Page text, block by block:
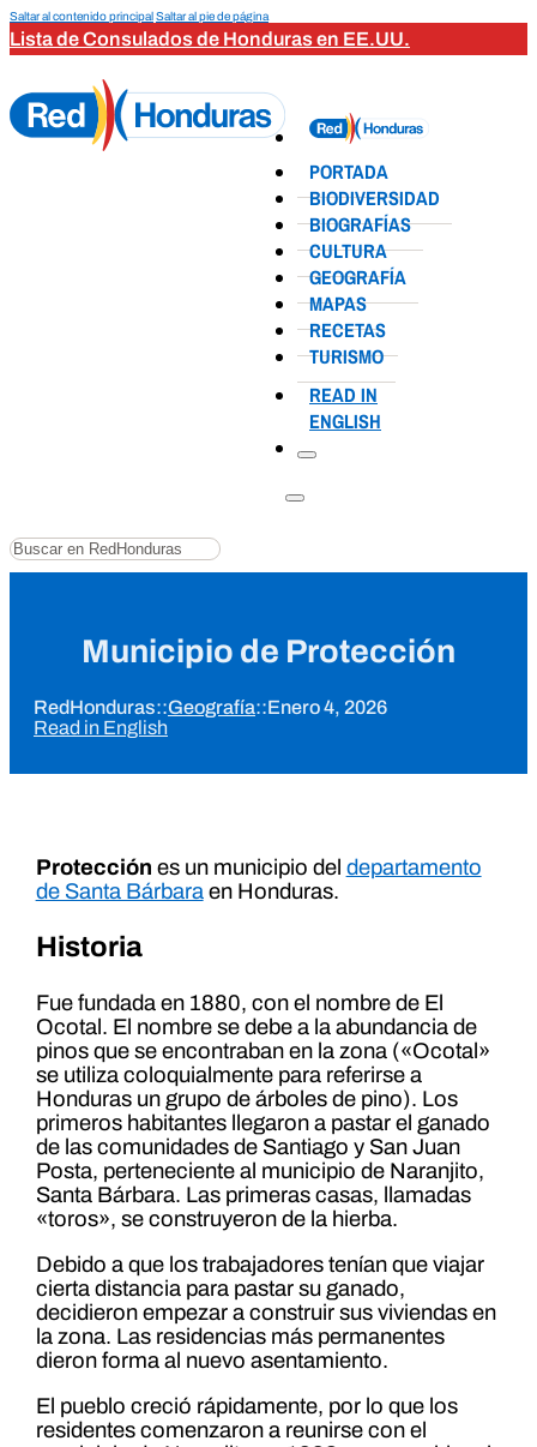
Saltar al contenido principalSaltar al pie de página
Lista de Consulados de Honduras en EE.UU.
PORTADA
BIODIVERSIDAD
BIOGRAFÍAS
CULTURA
GEOGRAFÍA
MAPAS
RECETAS
TURISMO
READ IN
ENGLISH
Buscar
Municipio de Protección
RedHonduras::Geografía::Enero 4, 2026
Read in English
Protección es un municipio del departamento
de Santa Bárbaraen Honduras.
Historia
Fue fundada en 1880, con el nombre de El
Ocotal. El nombre se debe a la abundancia de
pinos que se encontraban en la zona («Ocotal»
se utiliza coloquialmente para referirse a
Honduras un grupo de árboles de pino). Los
primeros habitantes llegaron a pastar el ganado
de las comunidades de Santiago y San Juan
Posta, perteneciente al municipio de Naranjito,
Santa Bárbara. Las primeras casas, llamadas
«toros», se construyeron de la hierba.
Debido a que los trabajadores tenían que viajar
cierta distancia para pastar su ganado,
decidieron empezar a construir sus viviendas en
la zona. Las residencias más permanentes
dieron forma al nuevo asentamiento.
El pueblo creció rápidamente, por lo que los
residentes comenzaron a reunirse con el